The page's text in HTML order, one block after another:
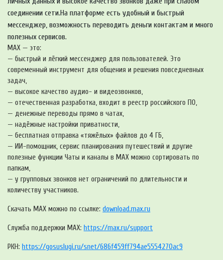
соединении сети.На платформе есть удобный и быстрый
мессенджер, возможность переводить деньги контактам и много
полезных сервисов.
МАХ — это:
— быстрый и лёгкий мессенджер для пользователей. Это
современный инструмент для общения и решения повседневных
задач,
— высокое качество аудио- и видеозвонков,
— отечественная разработка, входит в реестр российского ПО,
— денежные переводы прямо в чатах,
— надёжные настройки приватности,
— бесплатная отправка «тяжёлых» файлов до 4 ГБ,
— ИИ-помощник, сервис планирования путешествий и другие
полезные функции Чаты и каналы в МАХ можно сортировать по
папкам,
— у групповых звонков нет ограничений по длительности и
количеству участников.
Скачать MAX можно по ссылке: download.max.ru
Служба поддержки MAX: https://max.ru/support
РКН: https://gosuslugi.ru/snet/686f459ff794ae5554270ac9